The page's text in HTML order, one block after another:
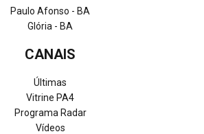
Paulo Afonso - BA
Glória - BA
CANAIS
Últimas
Vitrine PA4
Programa Radar
Vídeos